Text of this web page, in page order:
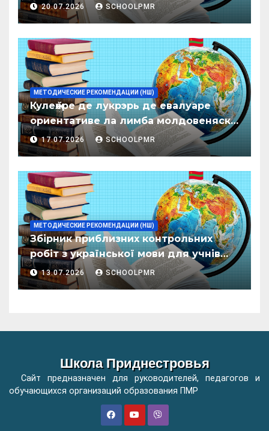
20.07.2026 SCHOOLPMR
МЕТОДИЧЕСКИЕ РЕКОМЕНДАЦИИ (НШ)
Кулеӂере де лукрэрь де евалуаре
ориентативе ла лимба молдовеняскэ
пентру елевий класелор примаре але
организациилор де ынвэцэмынт
17.07.2026 SCHOOLPMR
МЕТОДИЧЕСКИЕ РЕКОМЕНДАЦИИ (НШ)
Збірник приблизних контрольних
робіт з української мови для учнів
початкових класів організацій
загальної освіти
13.07.2026 SCHOOLPMR
Школа Приднестровья
Сайт предназначен для руководителей, педагогов и
обучающихся организаций образования ПМР